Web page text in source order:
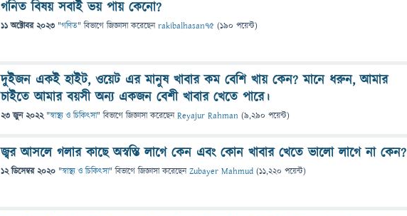
গনিত বিষয় সবাই ভয় পায় কেনো?
11 অক্টোবর 2023 "গণিত" বিভাগে জিজ্ঞাসাকরেছেনrakibalhasan75 (190 পয়েন্ট)
দুইজন একই হাইট, ওয়েট এর মানুষ খাবার কম বেশি খায় কেন? মানে ধরুন, আমার
চাইতে আমার বয়সী অন্য একজন বেশী খাবার খেতে পারে।
23 জুন 2022 "স্বাস্থ্য ও চিকিৎসা" বিভাগে জিজ্ঞাসাকরেছেনReyajur Rahman (9,290 পয়েন্ট)
জ্বর আসলে গলার কাছে অস্বস্তি লাগে কেন এবং কোন খাবার খেতে ভালো লাগে না কেন?
12 ডিসেম্বর 2020 "স্বাস্থ্য ও চিকিৎসা" বিভাগে জিজ্ঞাসাকরেছেনZubayer Mahmud (11,220 পয়েন্ট)